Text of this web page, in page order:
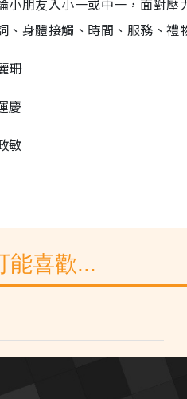
小朋友入小一或中一，面對
、身體接觸、時間、服務、禮
珊
慶
敏
能喜歡...